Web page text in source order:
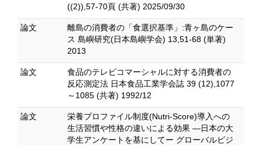
((2)),57-70頁 (共著) 2025/09/30
論文
離島の消費者の「食選択基準」:青ヶ島のケー
ス 島嶼研究(日本島嶼学会) 13,51-68 (単著)
2013
論文
食品のテレビコマーシャルに対する消費者の
反応測定法 日本食品工業学会誌 39 (12),1077
～1085 (共著) 1992/12
論文
栄養プロファイル制度(Nutri-Score)導入への
生活習慣や性格の違いによる効果 ―日本の大
学生アンケートを基にしてー グローバルビジ